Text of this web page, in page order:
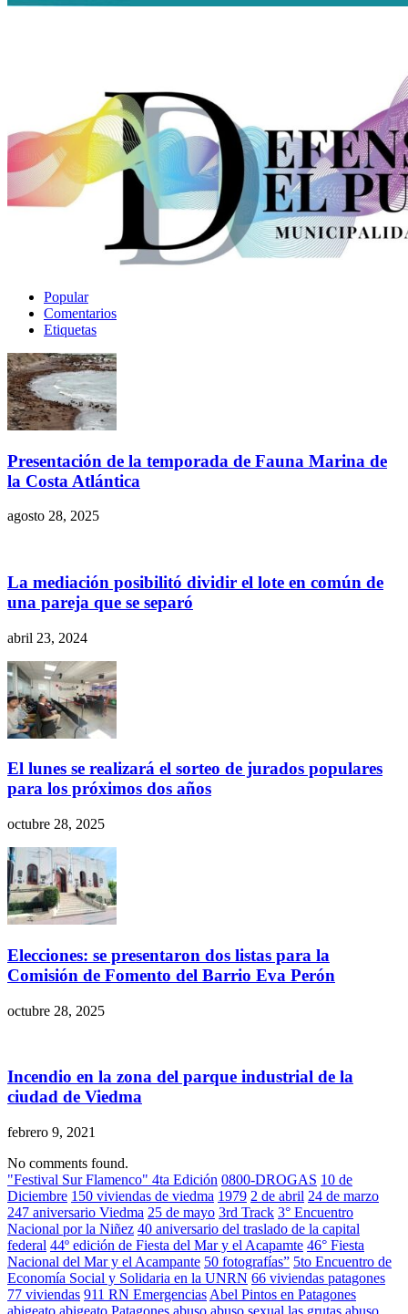
Popular
Comentarios
Etiquetas
Presentación de la temporada de Fauna Marina de
la Costa Atlántica
agosto 28, 2025
La mediación posibilitó dividir el lote en común de
una pareja que se separó
abril 23, 2024
El lunes se realizará el sorteo de jurados populares
para los próximos dos años
octubre 28, 2025
Elecciones: se presentaron dos listas para la
Comisión de Fomento del Barrio Eva Perón
octubre 28, 2025
Incendio en la zona del parque industrial de la
ciudad de Viedma
febrero 9, 2021
No comments found.
"Festival Sur Flamenco" 4ta Edición 0800-DROGAS 10 de
Diciembre 150 viviendas de viedma 1979 2 de abril 24 de marzo
247 aniversario Viedma 25 de mayo 3rd Track 3° Encuentro
Nacional por la Niñez 40 aniversario del traslado de la capital
federal 44º edición de Fiesta del Mar y el Acapamte 46° Fiesta
Nacional del Mar y el Acampante 50 fotografías” 5to Encuentro de
Economía Social y Solidaria en la UNRN 66 viviendas patagones
77 viviendas 911 RN Emergencias Abel Pintos en Patagones
abigeato abigeato Patagones abuso abuso sexual las grutas abuso